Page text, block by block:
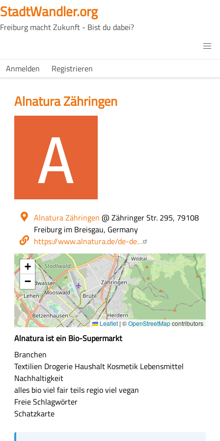
Direkt
zum
Inhalt
StadtWandler.org
Freiburg macht Zukunft - Bist du dabei?
Main
H4C
USER
Anmelden Registrieren
Alnatura Zähringen
Ort
Alnatura Zähringen @ Zähringer Str. 295, 79108
Freiburg im Breisgau, Germany
Webseite
https://www.alnatura.de/de-de…
+
−
Leaflet | ©OpenStreetMapcontributors
Z
u
s
a
m
m
e
n
f
Alnatura ist ein Bio-Supermarkt
Branchen
Textilien Drogerie Haushalt Kosmetik Lebensmittel
Nachhaltigkeit
alles bioviel fairteils regioviel vegan
Freie Schlagwörter
Schatzkarte